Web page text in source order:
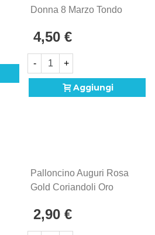
Donna 8 Marzo Tondo
Mylar, 5pz.
4,50 €
- +
Aggiungi
Palloncino Auguri Rosa
Gold Coriandoli Oro
(45cm) In Mylar, 1pz.
2,90 €